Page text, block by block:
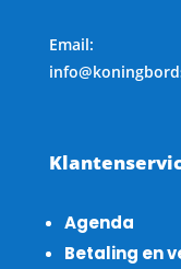
Email:
Agenda
Betaling en